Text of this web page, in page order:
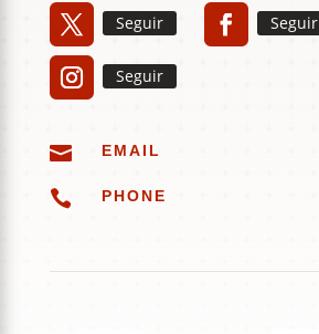
Seguir Seguir
Seguir
 EMAIL
 PHONE